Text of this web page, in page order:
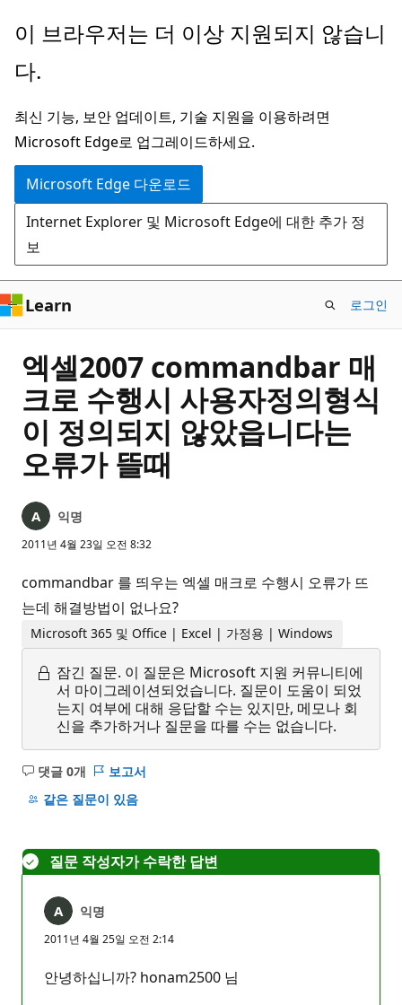
주
콘
츠
로
건
너
뛰
기
이 브라우저는 더 이상 지원되지 않습니
다.
최신 기능, 보안 업데이트, 기술 지원을 이용하려면
Microsoft Edge로 업그레이드하세요.
Microsoft Edge 다운로드
Internet Explorer 및 Microsoft Edge에 대한 추가 정
보
Learn 로그인
엑셀2007 commandbar 매
크로 수행시 사용자정의형식
이 정의되지 않았읍니다는
오류가 뜰때
익명
2011년 4월 23일 오전 8:32
commandbar 를 띄우는 엑셀 매크로 수행시 오류가 뜨
는데 해결방법이 없나요?
Microsoft 365 및 Office | Excel | 가정용 | Windows
잠긴 질문. 이 질문은 Microsoft 지원 커뮤니티에
서 마이그레이션되었습니다. 질문이 도움이 되었
는지 여부에 대해 응답할 수는 있지만, 메모나 회
신을 추가하거나 질문을 따를 수는 없습니다.
댓글 0개
설
명
보고서
같은 질문이 있음
질문 작성자가 수락한 답변
익명
2011년 4월 25일 오전 2:14
안녕하십니까? honam2500 님